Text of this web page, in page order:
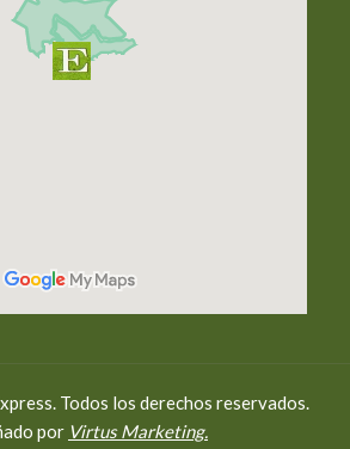
Todos los derechos reservados.
por Virtus Marketing.